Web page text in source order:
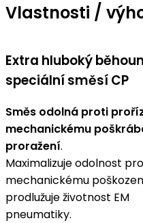
Vlastnosti /
Extra hluboký
speciálnísměsí CP
Směs odolná proti
mechanickému
proražení.
Maximalizuje odolnost
mechanickému
prodlužuje životnost EM
pneumatiky.